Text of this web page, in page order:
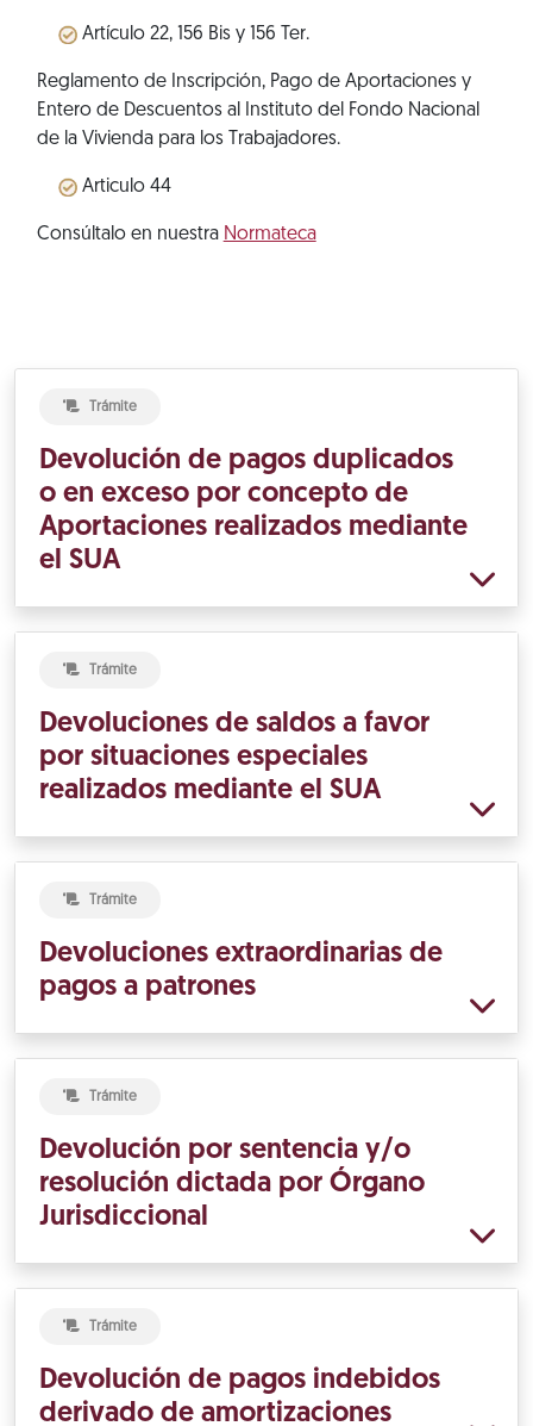
Artículo 22, 156 Bis y 156 Ter.
Reglamento de Inscripción, Pago de Aportaciones y
Entero de Descuentos al Instituto del Fondo Nacional
de la Vivienda para los Trabajadores.
Articulo 44
Consúltalo en nuestra Normateca
Trámite
Devolución de pagos duplicados
o en exceso por concepto de
Aportaciones realizados mediante
el SUA
Trámite
Devoluciones de saldos a favor
por situaciones especiales
realizados mediante el SUA
Trámite
Devoluciones extraordinarias de
pagos a patrones
Trámite
Devolución por sentencia y/o
resolución dictada por Órgano
Jurisdiccional
Trámite
Devolución de pagos indebidos
derivado de amortizaciones